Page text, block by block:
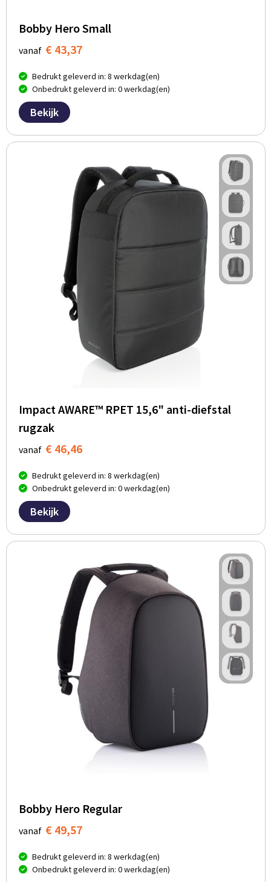
Bobby Hero Small
vanaf € 43,37
Bedrukt geleverd in: 8 werkdag(en)
Onbedrukt geleverd in: 0 werkdag(en)
Bekijk
Impact AWARE™ RPET 15,6" anti-diefstal
rugzak
vanaf € 46,46
Bedrukt geleverd in: 8 werkdag(en)
Onbedrukt geleverd in: 0 werkdag(en)
Bekijk
Bobby Hero Regular
vanaf € 49,57
Bedrukt geleverd in: 8 werkdag(en)
Onbedrukt geleverd in: 0 werkdag(en)